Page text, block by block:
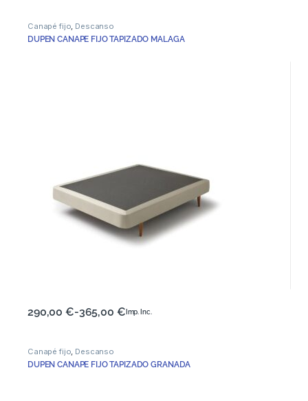
Canapé fijo, Descanso
DUPEN CANAPE FIJO TAPIZADO MALAGA
290,00€-365,00 € Imp. Inc.
Canapé fijo, Descanso
DUPEN CANAPE FIJO TAPIZADO GRANADA